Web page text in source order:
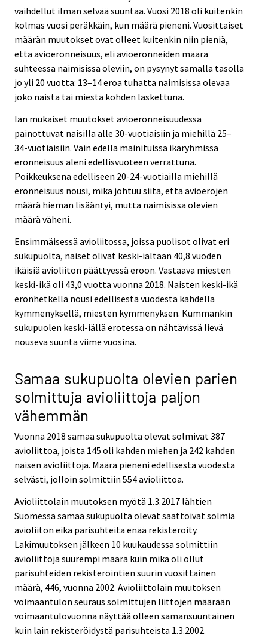
vaihdellut ilman selvää suuntaa. Vuosi 2018 oli kuitenkin
kolmas vuosi peräkkäin, kun määrä pieneni. Vuosittaiset
määrän muutokset ovat olleet kuitenkin niin pieniä,
että avioeronneisuus, eli avioeronneiden määrä
suhteessa naimisissa oleviin, on pysynyt samalla tasolla
jo yli 20 vuotta: 13–14 eroa tuhatta naimisissa olevaa
joko naista tai miestä kohden laskettuna.
Iän mukaiset muutokset avioeronneisuudessa
painottuvat naisilla alle 30-vuotiaisiin ja miehillä 25–
34-vuotiaisiin. Vain edellä mainituissa ikäryhmissä
eronneisuus aleni edellisvuoteen verrattuna.
Poikkeuksena edelliseen 20-24-vuotiailla miehillä
eronneisuus nousi, mikä johtuu siitä, että avioerojen
määrä hieman lisääntyi, mutta naimisissa olevien
määrä väheni.
Ensimmäisessä avioliitossa, joissa puolisot olivat eri
sukupuolta, naiset olivat keski-iältään 40,8 vuoden
ikäisiä avioliiton päättyessä eroon. Vastaava miesten
keski-ikä oli 43,0 vuotta vuonna 2018. Naisten keski-ikä
eronhetkellä nousi edellisestä vuodesta kahdella
kymmenyksellä, miesten kymmenyksen. Kummankin
sukupuolen keski-iällä erotessa on nähtävissä lievä
nouseva suunta viime vuosina.
Samaa sukupuolta olevien parien
solmittuja avioliittoja paljon
vähemmän
Vuonna 2018 samaa sukupuolta olevat solmivat 387
avioliittoa, joista 145 oli kahden miehen ja 242 kahden
naisen avioliittoja. Määrä pieneni edellisestä vuodesta
selvästi, jolloin solmittiin 554 avioliittoa.
Avioliittolain muutoksen myötä 1.3.2017 lähtien
Suomessa samaa sukupuolta olevat saattoivat solmia
avioliiton eikä parisuhteita enää rekisteröity.
Lakimuutoksen jälkeen 10 kuukaudessa solmittiin
avioliittoja suurempi määrä kuin mikä oli ollut
parisuhteiden rekisteröintien suurin vuosittainen
määrä, 446, vuonna 2002. Avioliittolain muutoksen
voimaantulon seuraus solmittujen liittojen määrään
voimaantulovuonna näyttää olleen samansuuntainen
kuin lain rekisteröidystä parisuhteista 1.3.2002.